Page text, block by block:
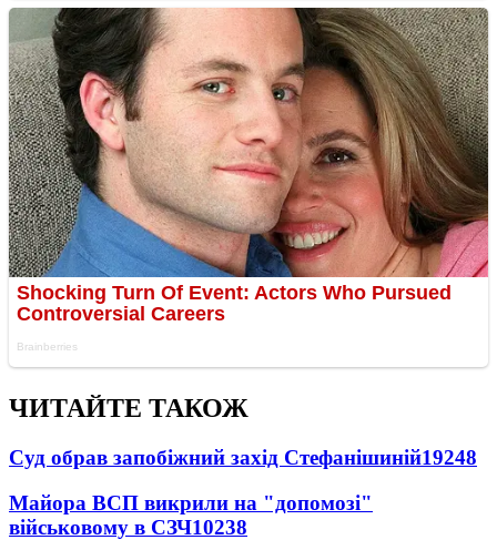
ЧИТАЙТЕ ТАКОЖ
Суд обрав запобіжний захід Стефанішиній19248
Майора ВСП викрили на "допомозі"
військовому в СЗЧ10238